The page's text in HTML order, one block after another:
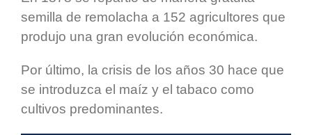
semilla de remolacha a 152 agricultores que
produjo una gran evolución económica.
Por último, la crisis de los años 30 hace que
se introduzca el maíz y el tabaco como
cultivos predominantes.